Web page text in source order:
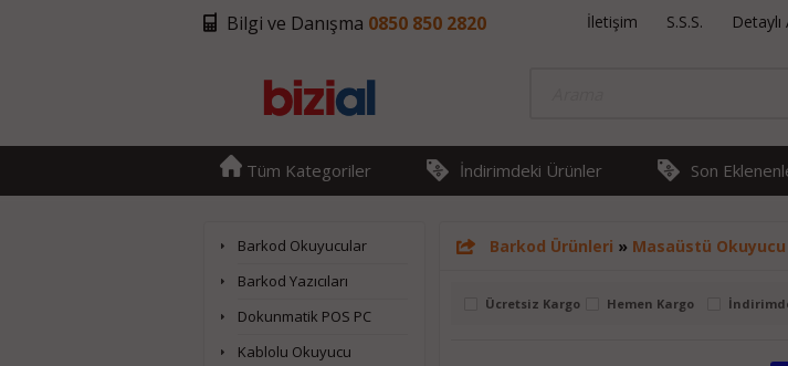
Bilgi ve Danışma 0850 850 2820 İletişim S.S.S.
Tüm Kategoriler İndirimdeki Ürünler Son
Barkod Okuyucular
Barkod Yazıcıları
Dokunmatik POS PC
Kablolu Okuyucu
Barkod Ürünleri » Masaüstü Okuyucu
Ücretsiz Kargo Hemen Kargo